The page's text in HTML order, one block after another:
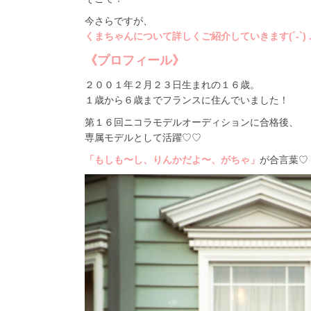
今さらですが、
くまちゃんについて詳しくご紹介していきます(´-`)
《プロフィール》
２００１年２月２３日生まれの１６歳。
１歳から６歳までフランスに住んでいました！
第１６回ニコラモデルオーディションに合格後、
専属モデルとして活躍♡♡
「もしも〜し、りんかだよ〜、がちゃ」 が合言葉♡